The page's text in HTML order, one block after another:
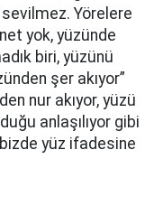
Yörelere
yok, yüzünde
biri, yüzünü
şer akıyor”
nur akıyor, yüzü
anlaşılıyor gibi
yüz ifadesine